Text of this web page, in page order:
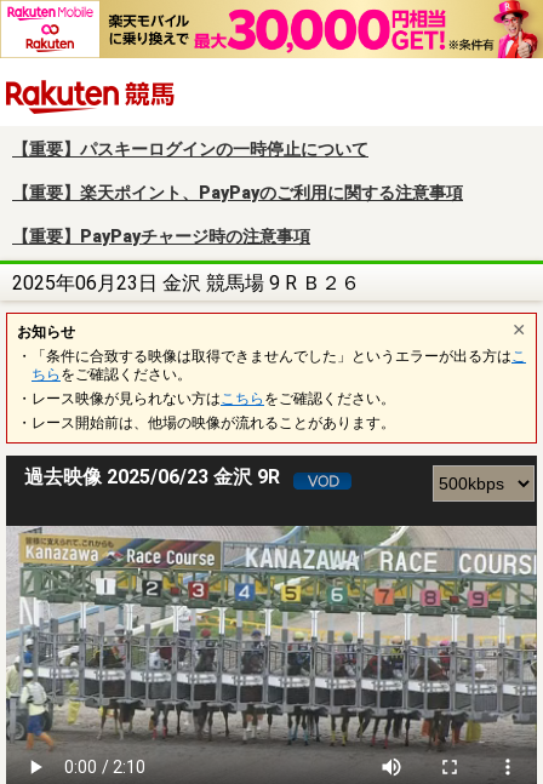
【重要】パスキーログインの一時停止について
【重要】楽天ポイント、PayPayのご利用に関する注意事項
【重要】PayPayチャージ時の注意事項
2025年06月23日 金沢 競馬場 9 R Ｂ２６
お知らせ
・「条件に合致する映像は取得できませんでした」というエラーが出る方は こ
ちら をご確認ください。
・レース映像が見られない方は こちら をご確認ください。
・レース開始前は、他場の映像が流れることがあります。
過去映像 2025/06/23 金沢 9R